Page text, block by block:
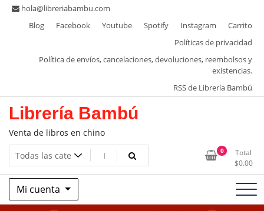
Saltar
contenido
hola@libreriabambu.com
Blog
Facebook Youtube Spotify Instagram
Carrito
Políticas de privacidad
Política de envíos, cancelaciones, devoluciones, reembolsos y
existencias.
RSS de Librería Bambú
Librería Bambú
Venta de libros en chino
0
Total
$0.00
Mi cuenta